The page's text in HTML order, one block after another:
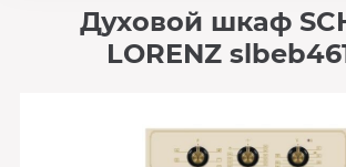
Духовой шкаф
LORENZ